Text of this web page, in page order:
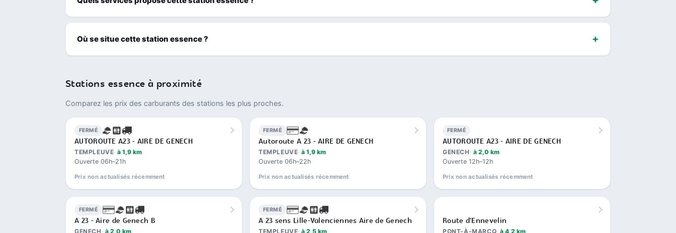
Où se situe cette station essence ?
Stations essence à proximité
Comparez les prix des carburants des stations les plus proches.
FERMÉ
AUTOROUTE A23 - AIRE DE GENECH
TEMPLEUVE à 1,9 km
Ouverte 06h–21h
Prix non actualisés récemment
FERMÉ
Autoroute A 23 - AIRE DE GENECH
TEMPLEUVE à 1,9 km
Ouverte 06h–22h
Prix non actualisés récemment
FERMÉ
AUTOROUTE A23 - AIRE DE GENECH
GENECH à 2,0 km
Ouverte 12h–12h
Prix non actualisés récemment
FERMÉ
A 23 - Aire de Genech B
GENECH à 2,0 km
FERMÉ
A 23 sens Lille-Valenciennes Aire de Genech
TEMPLEUVE à 2,5 km
Route d'Ennevelin
PONT-À-MARCQ à 4,2 km